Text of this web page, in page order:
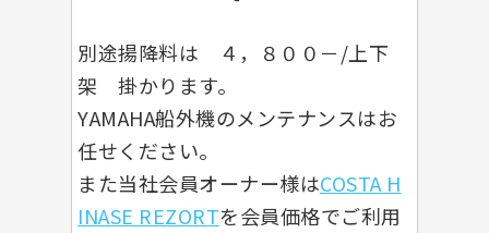
別途揚降料は ４，８００－/上下
架 掛かります。
YAMAHA船外機のメンテナンスはお
任せください。
また当社会員オーナー様はCOSTA H
INASE REZORTを会員価格でご利用